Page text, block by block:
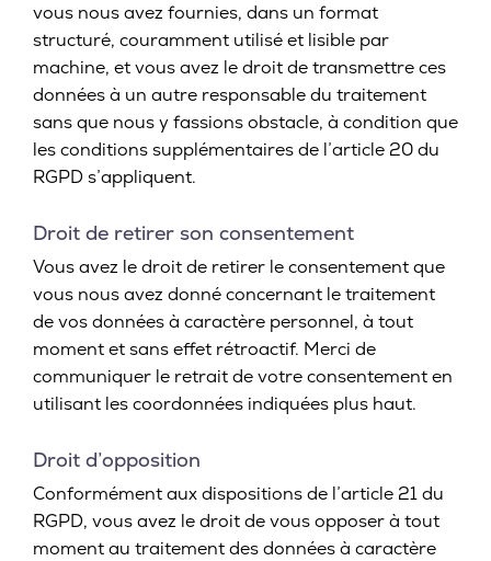
vous nous avez fournies, dans un format
structuré, couramment utilisé et lisible par
machine, et vous avez le droit de transmettre ces
données à un autre responsable du traitement
sans que nous y fassions obstacle, à condition que
les conditions supplémentaires de l’article 20 du
RGPD s’appliquent.
Droit de retirer son consentement
Vous avez le droit de retirer le consentement que
vous nous avez donné concernant le traitement
de vos données à caractère personnel, à tout
moment et sans effet rétroactif. Merci de
communiquer le retrait de votre consentement en
utilisant les coordonnées indiquées plus haut.
Droit d’opposition
Conformément aux dispositions de l’article 21 du
RGPD, vous avez le droit de vous opposer à tout
moment au traitement des données à caractère